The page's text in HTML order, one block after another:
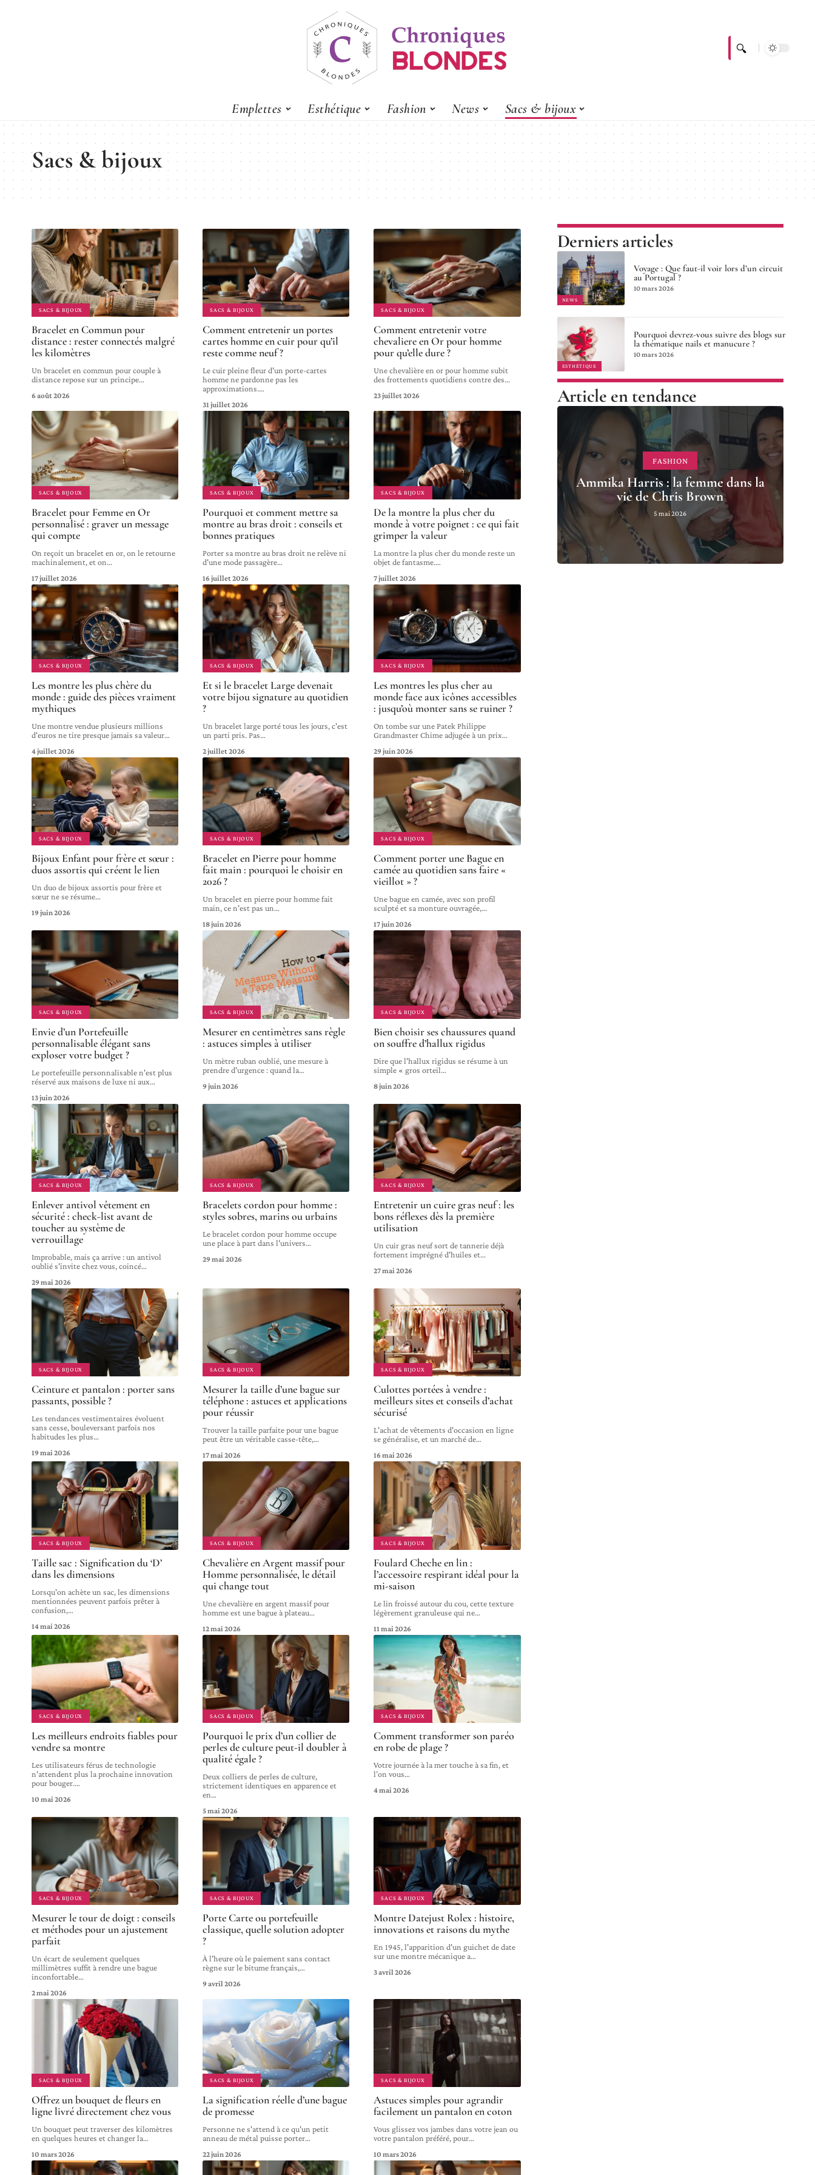
Emplettes Esthétique Fashion News Sacs & bijoux
Sacs & bijoux
SACS & BIJOUX
Bracelet en Commun pour
distance : rester connectés malgré
les kilomètres
Un bracelet en commun pour couple à
distance repose sur un principe…
6 août 2026
SACS & BIJOUX
Comment entretenir un portes
cartes homme en cuir pour qu’il
reste comme neuf ?
Le cuir pleine fleur d'un porte-cartes
homme ne pardonne pas les
approximations.…
31 juillet 2026
SACS & BIJOUX
Comment entretenir votre
chevaliere en Or pour homme
pour qu’elle dure ?
Une chevalière en or pour homme subit
des frottements quotidiens contre des…
23 juillet 2026
SACS & BIJOUX
Bracelet pour Femme en Or
personnalisé : graver un message
qui compte
On reçoit un bracelet en or, on le retourne
machinalement, et on…
17 juillet 2026
SACS & BIJOUX
Pourquoi et comment mettre sa
montre au bras droit : conseils et
bonnes pratiques
Porter sa montre au bras droit ne relève ni
d'une mode passagère…
16 juillet 2026
SACS & BIJOUX
De la montre la plus cher du
monde à votre poignet : ce qui fait
grimper la valeur
La montre la plus cher du monde reste un
objet de fantasme.…
7 juillet 2026
SACS & BIJOUX
Les montre les plus chère du
monde : guide des pièces vraiment
mythiques
Une montre vendue plusieurs millions
d'euros ne tire presque jamais sa valeur…
4 juillet 2026
SACS & BIJOUX
Et si le bracelet Large devenait
votre bijou signature au quotidien
?
Un bracelet large porté tous les jours, c'est
un parti pris. Pas…
2 juillet 2026
SACS & BIJOUX
Les montres les plus cher au
monde face aux icônes accessibles
: jusqu’où monter sans se ruiner ?
On tombe sur une Patek Philippe
Grandmaster Chime adjugée à un prix…
29 juin 2026
SACS & BIJOUX
Bijoux Enfant pour frère et sœur :
duos assortis qui créent le lien
Un duo de bijoux assortis pour frère et
sœur ne se résume…
19 juin 2026
SACS & BIJOUX
Bracelet en Pierre pour homme
fait main : pourquoi le choisir en
2026 ?
Un bracelet en pierre pour homme fait
main, ce n'est pas un…
18 juin 2026
SACS & BIJOUX
Comment porter une Bague en
camée au quotidien sans faire «
vieillot » ?
Une bague en camée, avec son profil
sculpté et sa monture ouvragée,…
17 juin 2026
SACS & BIJOUX
Envie d’un Portefeuille
personnalisable élégant sans
exploser votre budget ?
Le portefeuille personnalisable n'est plus
réservé aux maisons de luxe ni aux…
13 juin 2026
SACS & BIJOUX
Mesurer en centimètres sans règle
: astuces simples à utiliser
Un mètre ruban oublié, une mesure à
prendre d'urgence : quand la…
9 juin 2026
SACS & BIJOUX
Bien choisir ses chaussures quand
on souffre d’hallux rigidus
Dire que l'hallux rigidus se résume à un
simple « gros orteil…
8 juin 2026
SACS & BIJOUX
Enlever antivol vêtement en
sécurité : check-list avant de
toucher au système de
verrouillage
Improbable, mais ça arrive : un antivol
oublié s'invite chez vous, coincé…
29 mai 2026
SACS & BIJOUX
Bracelets cordon pour homme :
styles sobres, marins ou urbains
Le bracelet cordon pour homme occupe
une place à part dans l'univers…
29 mai 2026
SACS & BIJOUX
Entretenir un cuire gras neuf : les
bons réflexes dès la première
utilisation
Un cuir gras neuf sort de tannerie déjà
fortement imprégné d'huiles et…
27 mai 2026
SACS & BIJOUX
Ceinture et pantalon : porter sans
passants, possible ?
Les tendances vestimentaires évoluent
sans cesse, bouleversant parfois nos
habitudes les plus…
19 mai 2026
SACS & BIJOUX
Mesurer la taille d’une bague sur
téléphone : astuces et applications
pour réussir
Trouver la taille parfaite pour une bague
peut être un véritable casse-tête,…
17 mai 2026
SACS & BIJOUX
Culottes portées à vendre :
meilleurs sites et conseils d’achat
sécurisé
L'achat de vêtements d'occasion en ligne
se généralise, et un marché de…
16 mai 2026
SACS & BIJOUX
Taille sac : Signification du ‘D’
dans les dimensions
Lorsqu'on achète un sac, les dimensions
mentionnées peuvent parfois prêter à
confusion,…
14 mai 2026
SACS & BIJOUX
Chevalière en Argent massif pour
Homme personnalisée, le détail
qui change tout
Une chevalière en argent massif pour
homme est une bague à plateau…
12 mai 2026
SACS & BIJOUX
Foulard Cheche en lin :
l’accessoire respirant idéal pour la
mi-saison
Le lin froissé autour du cou, cette texture
légèrement granuleuse qui ne…
11 mai 2026
SACS & BIJOUX
Les meilleurs endroits fiables pour
vendre sa montre
Les utilisateurs férus de technologie
n'attendent plus la prochaine innovation
pour bouger.…
10 mai 2026
SACS & BIJOUX
Pourquoi le prix d’un collier de
perles de culture peut-il doubler à
qualité égale ?
Deux colliers de perles de culture,
strictement identiques en apparence et
en…
5 mai 2026
SACS & BIJOUX
Comment transformer son paréo
en robe de plage ?
Votre journée à la mer touche à sa fin, et
l’on vous…
4 mai 2026
SACS & BIJOUX
Mesurer le tour de doigt : conseils
et méthodes pour un ajustement
parfait
Un écart de seulement quelques
millimètres suffit à rendre une bague
inconfortable…
2 mai 2026
SACS & BIJOUX
Porte Carte ou portefeuille
classique, quelle solution adopter
?
À l'heure où le paiement sans contact
règne sur le bitume français,…
9 avril 2026
SACS & BIJOUX
Montre Datejust Rolex : histoire,
innovations et raisons du mythe
En 1945, l'apparition d'un guichet de date
sur une montre mécanique a…
3 avril 2026
SACS & BIJOUX
Offrez un bouquet de fleurs en
ligne livré directement chez vous
Un bouquet peut traverser des kilomètres
en quelques heures et changer la…
10 mars 2026
SACS & BIJOUX
La signification réelle d’une bague
de promesse
Personne ne s'attend à ce qu'un petit
anneau de métal puisse porter…
22 juin 2026
SACS & BIJOUX
Astuces simples pour agrandir
facilement un pantalon en coton
Vous glissez vos jambes dans votre jean ou
votre pantalon préféré, pour…
10 mars 2026
Derniers articles
NEWS
Voyage : Que faut-il voir lors d’un circuit
au Portugal ?
10 mars 2026
ESTHÉTIQUE
Pourquoi devrez-vous suivre des blogs sur
la thématique nails et manucure ?
10 mars 2026
Article en tendance
FASHION
Ammika Harris : la femme dans la
vie de Chris Brown
5 mai 2026